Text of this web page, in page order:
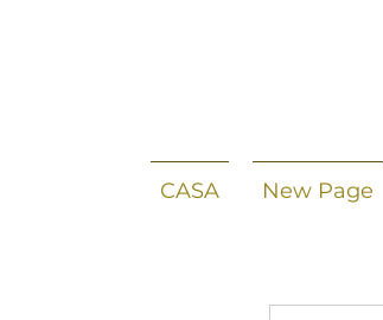
CASA New Page